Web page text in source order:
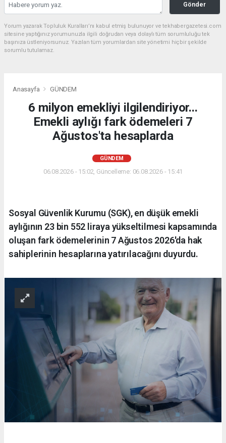
Gönder
Yorum yazarak Topluluk Kuralları’nı kabul etmiş bulunuyor ve tekhabergazetesi.com
sitesine yaptığınız yorumunuzla ilgili doğrudan veya dolaylı tüm sorumluluğu tek
başınıza üstleniyorsunuz. Yazılan tüm yorumlardan site yönetimi hiçbir şekilde
sorumlu tutulamaz.
Anasayfa GÜNDEM
6 milyon emekliyi ilgilendiriyor...
Emekli aylığı fark ödemeleri 7
Ağustos'ta hesaplarda
GÜNDEM
06.08.2026 - 15:02, Güncelleme: 06.08.2026 - 15:41
Sosyal Güvenlik Kurumu (SGK), en düşük emekli
aylığının 23 bin 552 liraya yükseltilmesi kapsamında
oluşan fark ödemelerinin 7 Ağustos 2026'da hak
sahiplerinin hesaplarına yatırılacağını duyurdu.